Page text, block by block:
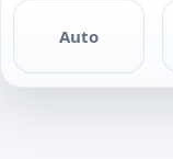
Auto